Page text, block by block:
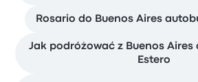
Rosario do Buenos Aires
Jak podróżować z Buenos Aires
Estero